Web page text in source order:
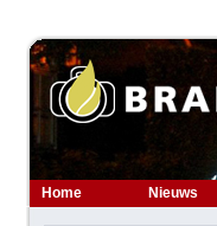
Home Nieuws